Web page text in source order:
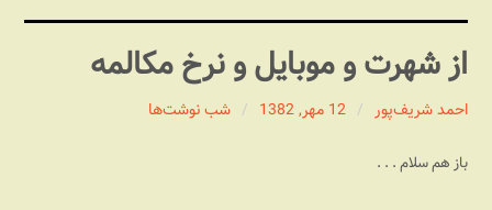
درباره این وبلاگ
مجله شبکه
پندهای یونیکسی استاد «فو»
از شهرت و موبایل و نرخ مکالمه
احمد شریف‌پور 12 مهر, 1382 شب نوشت‌ها
باز هم سلام . . .